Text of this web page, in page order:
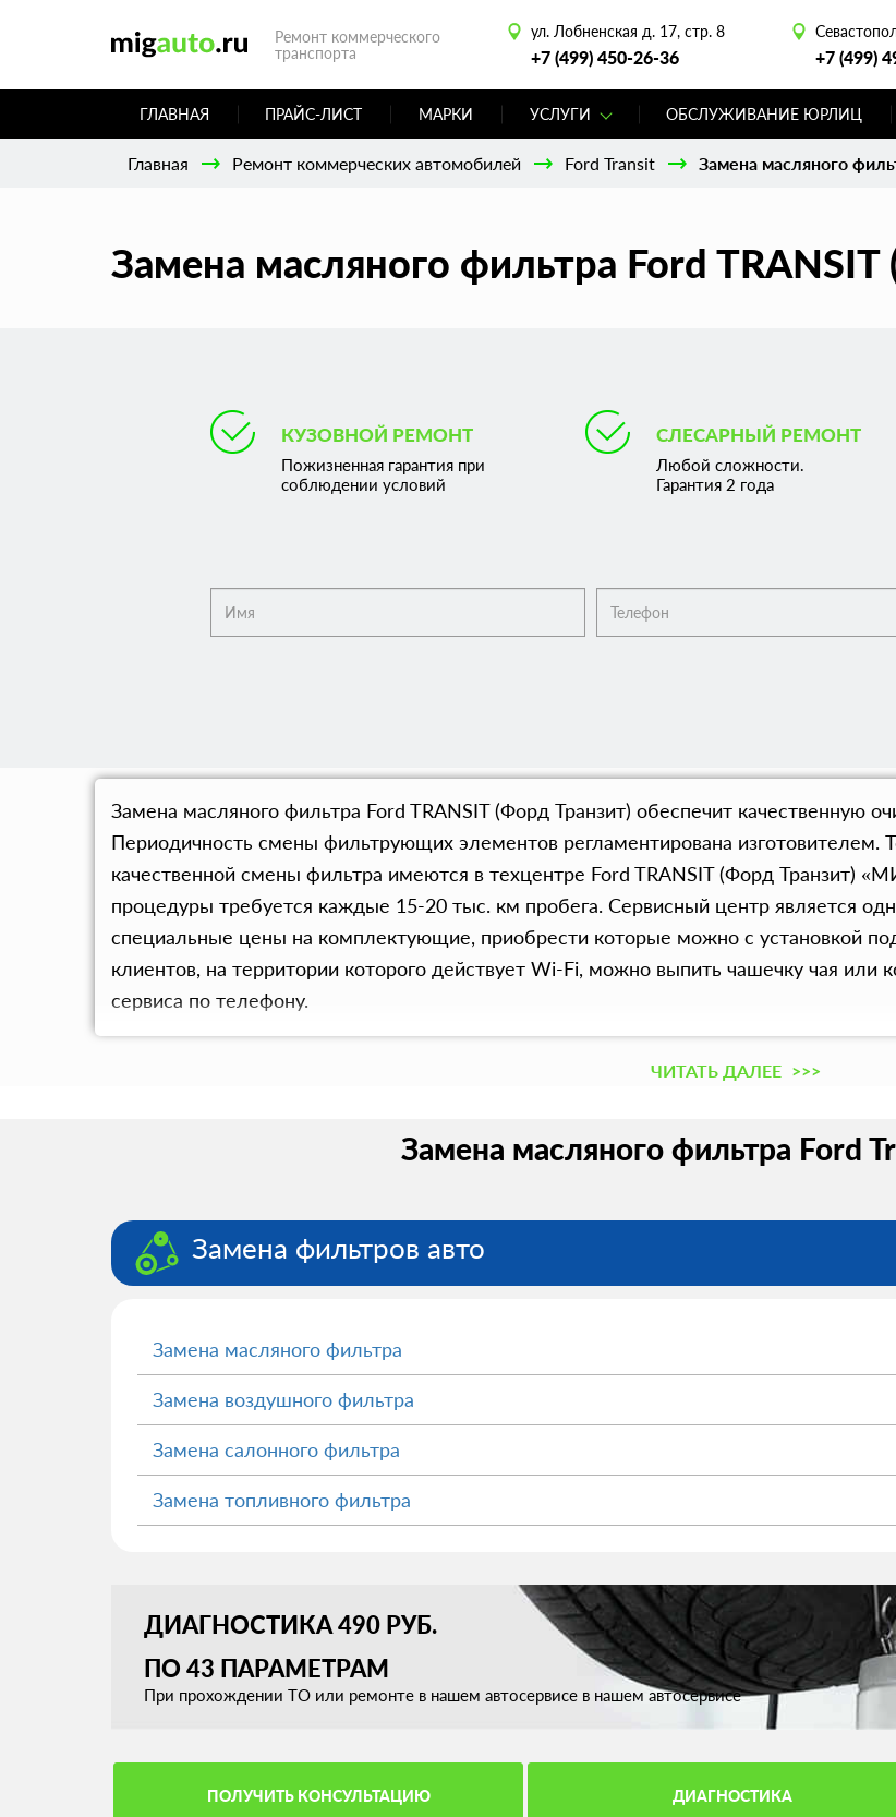
Ремонт коммерческого
транспорта
ул. Лобненская д. 17, стр. 8
+7 (499) 450-26-36 +7 (499)
ГЛАВНАЯ ПРАЙС-ЛИСТ МАРКИ УСЛУГИ ОБСЛУЖИВАНИЕ ЮРЛИЦ
Главная Ремонт коммерческих автомобилей Ford Transit Замена масляного
Замена масляного фильтра Ford
КУЗОВНОЙ РЕМОНТ
Пожизненная гарантия при
соблюдении условий
СЛЕСАРНЫЙ РЕМОНТ
Любой сложности.
Гарантия 2 года
Замена масляного фильтра Ford TRANSIT (Форд Транзит) обеспечит качественную
Периодичность смены фильтрующих элементов регламентирована изготовителем.
качественной смены фильтра имеются в техцентре Ford TRANSIT (Форд Транзит)
процедуры требуется каждые 15-20 тыс. км пробега. Сервисный центр является
специальные цены на комплектующие, приобрести которые можно с установкой
клиентов, на территории которого действует Wi-Fi, можно выпить чашечку чая
сервиса по телефону.
ЧИТАТЬ ДАЛЕЕ >>>
Замена масляного фильтра Ford
Замена фильтров авто
Замена масляного фильтра
Замена воздушного фильтра
Замена салонного фильтра
Замена топливного фильтра
ДИАГНОСТИКА 490 РУБ.
ПО 43 ПАРАМЕТРАМ
При прохождении ТО или ремонте в нашем автосервисе в нашем автосервисе
ПОЛУЧИТЬ КОНСУЛЬТАЦИЮ ДИАГНОСТИКА